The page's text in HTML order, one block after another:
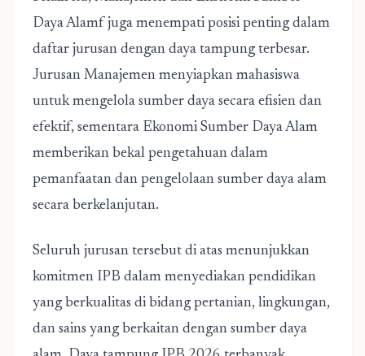
Daya Alamf juga menempati posisi penting dalam
daftar jurusan dengan daya tampung terbesar.
Jurusan Manajemen menyiapkan mahasiswa
untuk mengelola sumber daya secara efisien dan
efektif, sementara Ekonomi Sumber Daya Alam
memberikan bekal pengetahuan dalam
pemanfaatan dan pengelolaan sumber daya alam
secara berkelanjutan.
Seluruh jurusan tersebut di atas menunjukkan
komitmen IPB dalam menyediakan pendidikan
yang berkualitas di bidang pertanian, lingkungan,
dan sains yang berkaitan dengan sumber daya